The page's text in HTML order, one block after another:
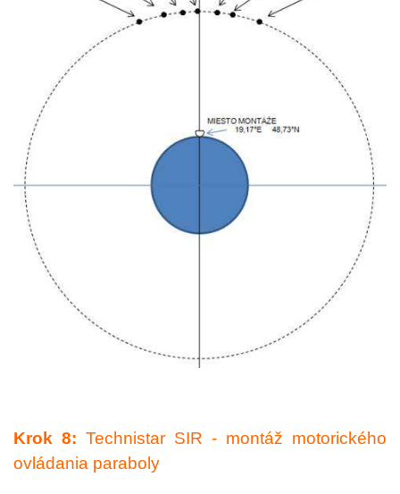
Krok 8: Technistar SIR - montáž motorického
ovládania paraboly